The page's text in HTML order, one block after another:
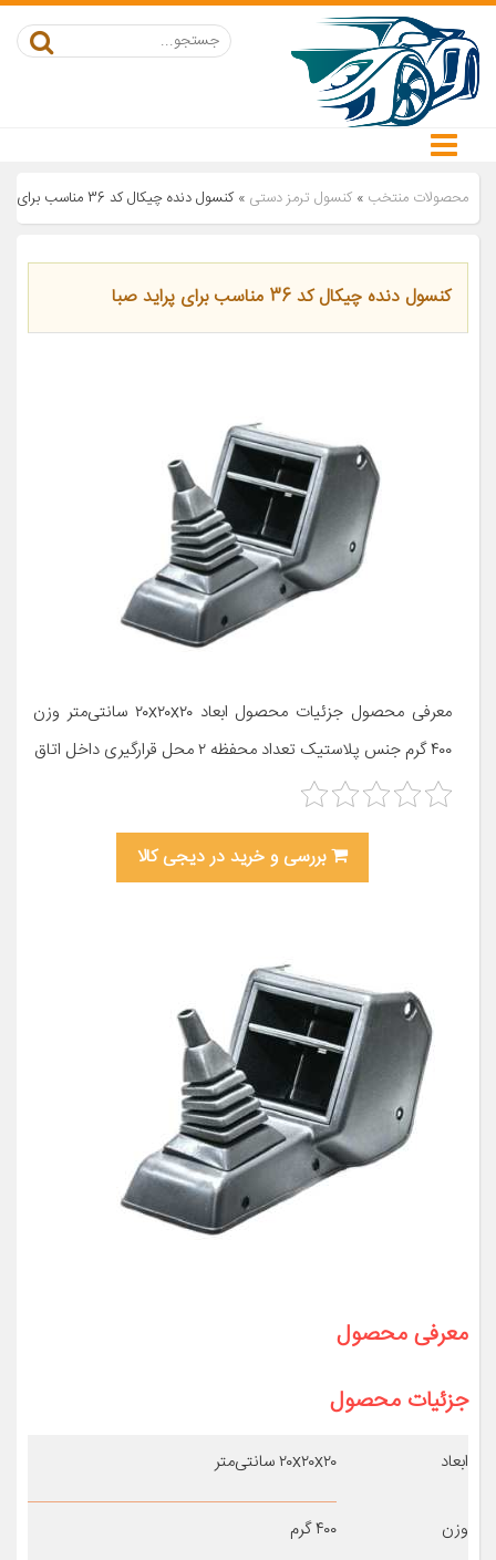
محصولات منتخب » کنسول ترمز دستی »کنسول دنده چیکال کد 36 مناسب برای پراید صبا
کنسول دنده چیکال کد 36 مناسب برای پراید صبا
معرفی محصول جزئیات محصول ابعاد ۲۰x۲۰x۲۰ سانتی‌متر وزن
۴۰۰ گرم جنس پلاستیک تعداد محفظه ۲ محل قرارگیری داخل اتاق
بررسی و خرید در دیجی کالا
معرفی محصول
جزئیات محصول
ابعاد ۲۰x۲۰x۲۰ سانتی‌متر
وزن ۴۰۰ گرم